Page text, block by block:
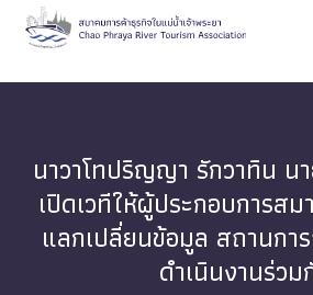
นาวาโทปริญญา รักวาทิน น
เปิดเวทีให้ผู้ประกอบการส
แลกเปลี่ยนข้อมูล สถานก
ดำเนินงานร่วม